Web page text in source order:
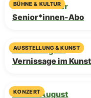
BÜHNE & KULTUR
Mi · 7. Oktober
Senior*innen-Abo
AUSSTELLUNG & KUNST
So · 9. August
Vernissage im
KONZERT
Fr · 28. August